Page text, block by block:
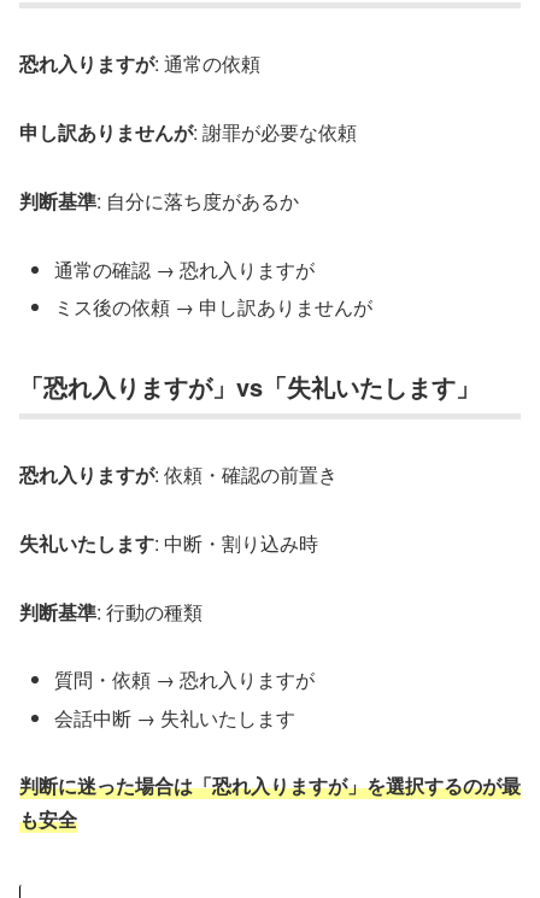
恐れ入りますが: 通常の依頼
申し訳ありませんが: 謝罪が必要な依頼
判断基準: 自分に落ち度があるか
通常の確認 → 恐れ入りますが
ミス後の依頼 → 申し訳ありませんが
「恐れ入りますが」vs「失礼いたします」
恐れ入りますが: 依頼・確認の前置き
失礼いたします: 中断・割り込み時
判断基準: 行動の種類
質問・依頼 → 恐れ入りますが
会話中断 → 失礼いたします
判断に迷った場合は「恐れ入りますが」を選択するのが最
も安全